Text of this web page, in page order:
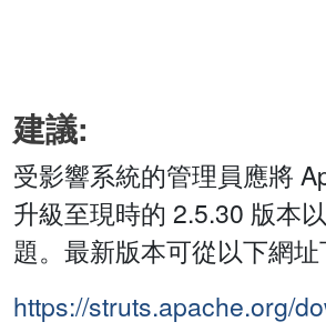
建議:
受影響系統的管理員應將
升級至現時的 2.5.30 版本
題。最新版本可從以下網
https://struts.apache.org/